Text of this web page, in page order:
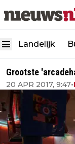
Landelijk
Grootste
20 APR 2017, 9:47•